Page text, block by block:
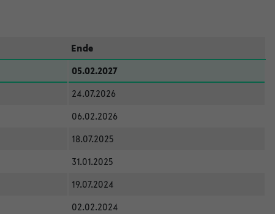
Ende
05.02.2027
24.07.2026
06.02.2026
18.07.2025
31.01.2025
19.07.2024
02.02.2024